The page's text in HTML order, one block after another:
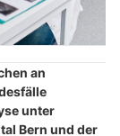
an
unter
Bern und der